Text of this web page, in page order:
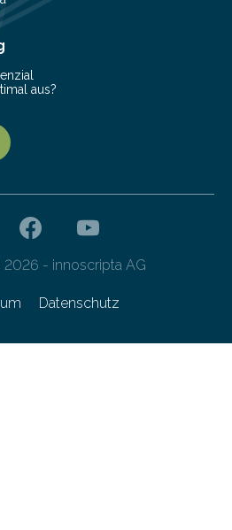
vor ungefähr…
aus?
- innoscripta AG
Datenschutz